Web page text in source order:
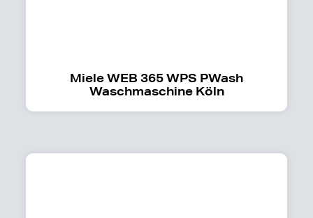
Miele WEB 365 WPS PWash
Waschmaschine Köln